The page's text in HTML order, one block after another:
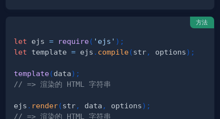
方法
let ejs = require( 'ejs' ) ;
let template = ejs . compile(str, options) ;
template(data) ;
// => 渲染的 HTML 字符串
ejs . render(str, data , options) ;
// => 渲染的 HTML 字符串